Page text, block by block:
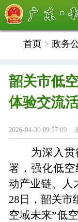
首页> 政务
韶关市低
体验交流
2026-04-30 09:57:09
为深入贯
署，强化低
动产业链、人
28日， 韶关市
空域未来”低